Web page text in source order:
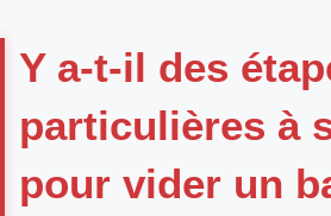
Y a-t-il des
particulières à
pour vider un